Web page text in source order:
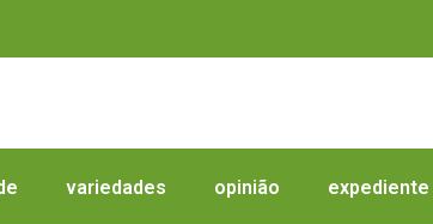
variedades opinião expediente